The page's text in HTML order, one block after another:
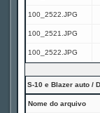
100_2522.JPG
100_2521.JPG
100_2522.JPG
S-10 e Blazer auto /
Nome do arquivo